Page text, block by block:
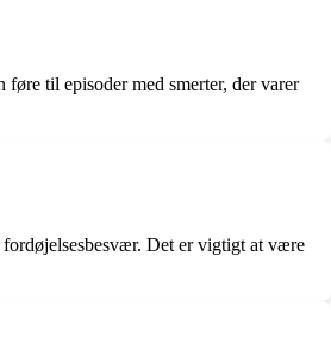
til episoder med smerter, der varer
fordøjelsesbesvær. Det er vigtigt at være